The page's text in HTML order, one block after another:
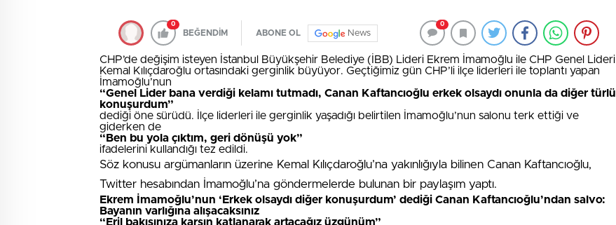
0
BEĞENDİM ABONE OL News
0
CHP’de değişim isteyen İstanbul Büyükşehir Belediye (İBB) Lideri Ekrem İmamoğlu ile CHP Genel Lideri
Kemal Kılıçdaroğlu ortasındaki gerginlik büyüyor. Geçtiğimiz gün CHP’li ilçe liderleri ile toplantı yapan
İmamoğlu’nun
“Genel Lider bana verdiği kelamı tutmadı, Canan Kaftancıoğlu erkek olsaydı onunla da diğer türlü
konuşurdum”
dediği öne sürüdü. İlçe liderleri ile gerginlik yaşadığı belirtilen İmamoğlu’nun salonu terk ettiği ve
giderken de
“Ben bu yola çıktım, geri dönüşü yok”
ifadelerini kullandığı tez edildi.
Söz konusu argümanların üzerine Kemal Kılıçdaroğlu’na yakınlığıyla bilinen Canan Kaftancıoğlu,
Twitter hesabından İmamoğlu’na göndermelerde bulunan bir paylaşım yaptı.
Ekrem İmamoğlu’nun ‘Erkek olsaydı diğer konuşurdum’ dediği Canan Kaftancıoğlu’ndan salvo:
Bayanın varlığına alışacaksınız
“Eril bakışınıza karşın katlanarak artacağız üzgünüm”